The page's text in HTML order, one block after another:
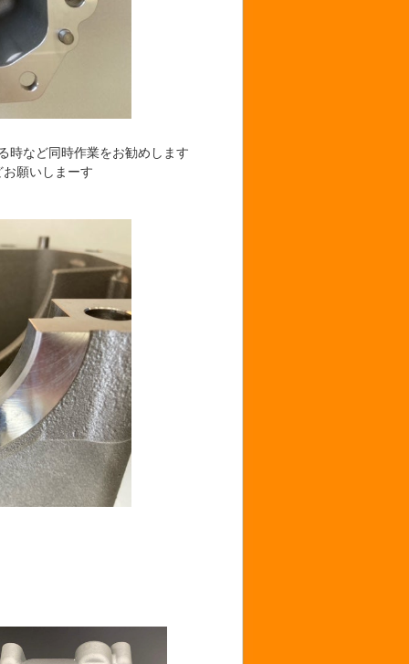
時など同時作業をお勧めします
願いしまーす